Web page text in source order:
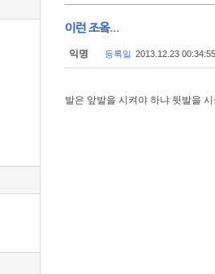
이런 조옼...
익명 등록일 2013.12.23 00:34:55
발은 앞발을 시켜야 하냐 뒷발을